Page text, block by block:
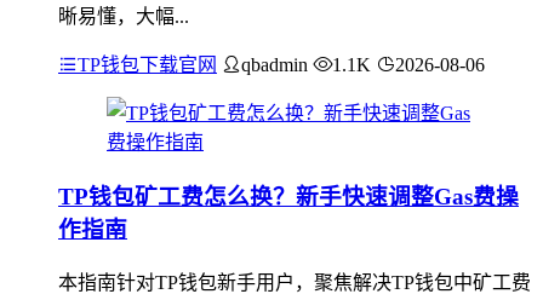
晰易懂，大幅...
TP钱包下载官网 qbadmin 1.1K 2026-08-06
TP钱包矿工费怎么换？新手快速调整Gas费操
作指南
本指南针对TP钱包新手用户，聚焦解决TP钱包中矿工费